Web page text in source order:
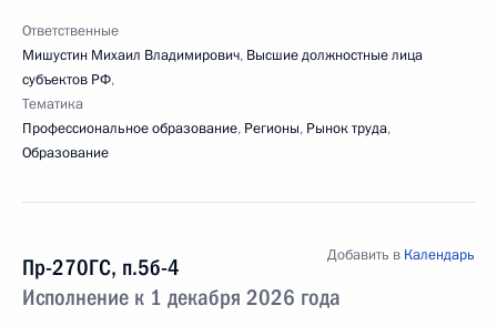
Ответственные
Мишустин Михаил Владимирович, Высшие должностные лица
субъектов РФ,
Тематика
Профессиональное образование, Регионы, Рынок труда,
Образование
Пр-270ГС, п.5б-4
Исполнение к 1 декабря 2026 года
Добавить в Календарь